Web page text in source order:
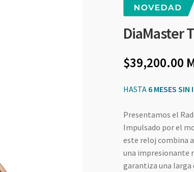
DiaMaster
39,200.00
HASTA 6 MESES SIN
Presentamos el
Impulsado por el
este reloj combina
una impresionante
garantiza una larga